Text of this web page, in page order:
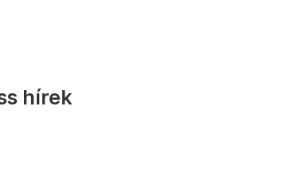
hírek